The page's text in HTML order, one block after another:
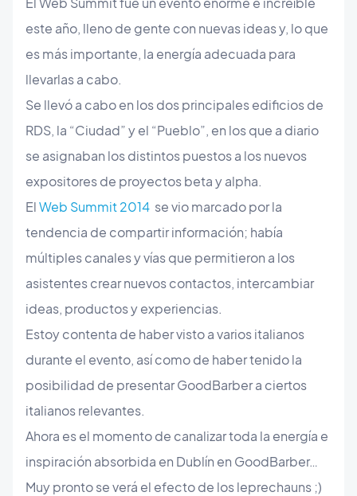
este año, lleno de gente con nuevas ideas y, lo que
es más importante, la energía adecuada para
llevarlas a cabo.
Se llevó a cabo en los dos principales edificios de
RDS, la “Ciudad” y el “Pueblo”, en los que a diario
se asignaban los distintos puestos a los nuevos
expositores de proyectos beta y alpha.
ElWeb Summit 2014 se vio marcado por la
tendencia de compartir información; había
múltiples canales y vías que permitieron a los
asistentes crear nuevos contactos, intercambiar
ideas, productos y experiencias.
Estoy contenta de haber visto a varios italianos
durante el evento, así como de haber tenido la
posibilidad de presentar GoodBarber a ciertos
italianos relevantes.
Ahora es el momento de canalizar toda la energía e
inspiración absorbida en Dublín en GoodBarber…
Muy pronto se verá el efecto de los leprechauns ;)